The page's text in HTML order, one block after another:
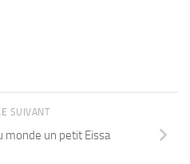
SUIVANT
monde un petit Eissa